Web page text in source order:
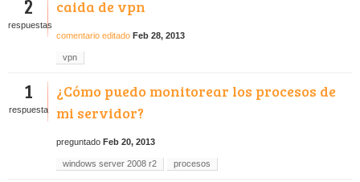
2
respuestas
caida de vpn
comentario editado Feb 28, 2013
vpn
1
respuesta
¿Cómo puedo monitorear los procesos de
mi servidor?
preguntado Feb 20, 2013
windows server 2008 r2 procesos